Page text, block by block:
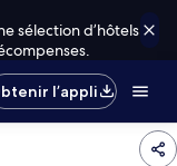
sélection d’hôtels
l’appli